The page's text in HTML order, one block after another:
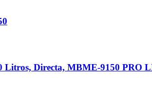
Litros, Directa, MBME-9150 PRO